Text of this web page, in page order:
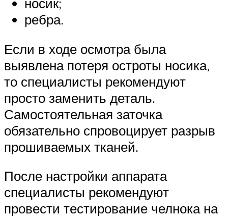
ребра.
Если в ходе осмотра была
выявлена потеря остроты носика,
то специалисты рекомендуют
просто заменить деталь.
Самостоятельная заточка
обязательно спровоцирует разрыв
прошиваемых тканей.
После настройки аппарата
специалисты рекомендуют
провести тестирование челнока на